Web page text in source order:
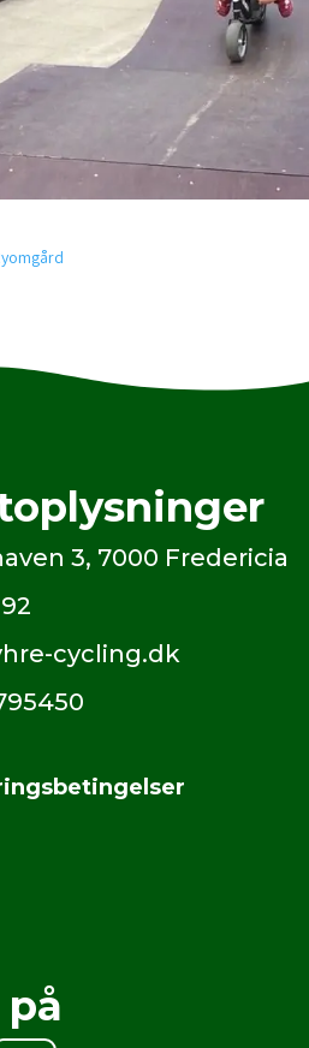
3, 7000 Fredericia
cycling.dk